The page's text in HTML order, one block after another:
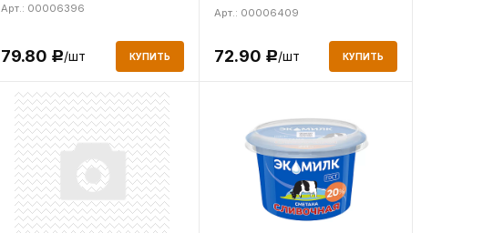
Арт.: 00006396
79.80 Р/шт КУПИТЬ
Арт.: 00006409
72.90 Р/шт КУПИТЬ